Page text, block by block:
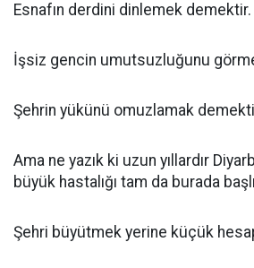
Esnafın derdini dinlemek demektir.
İşsiz gencin umutsuzluğunu
Şehrin yükünü omuzlamak
Ama ne yazık ki uzun yıllardır
büyük hastalığı tam da burada
Şehri büyütmek yerine küçük